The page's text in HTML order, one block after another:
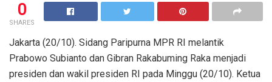
0
SHARES
Jakarta (20/10). Sidang Paripurna MPR RI melantik
Prabowo Subianto dan Gibran Rakabuming Raka menjadi
presiden dan wakil presiden RI pada Minggu (20/10). Ketua